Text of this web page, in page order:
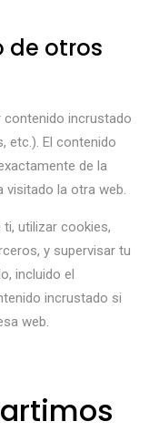
de otros
incrustado
etc.). El contenido
de la
visitado la otra web.
utilizar cookies,
y supervisar tu
incluido el
incrustado si
web.